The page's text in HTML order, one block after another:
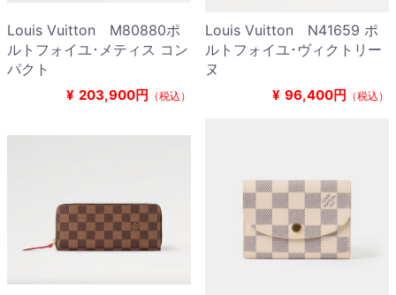
Louis Vuitton M80880ポ
ルトフォイユ･メティス コン
パクト
¥ 203,900円 （税込）
Louis Vuitton N41659 ポ
ルトフォイユ･ヴィクトリー
ヌ
¥ 96,400円 （税込）